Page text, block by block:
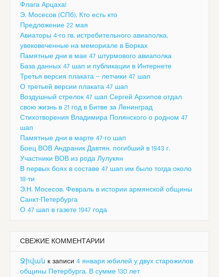
Флага Арцаха!
Э. Мосесов (СПб). Кто есть кто
Предложение 22 мая
Авиаторы 4-го гв. истребительного авиаполка,
увековеченные на мемориале в Борках
Памятные дни в мае 47 штурмового авиаполка
База данных 47 шап и публикации в Интернете
Третья версия плаката — летчики 47 шап
О третьей версии плаката 47 шап
Воздушный стрелок 47 шап Сергей Архипов отдал
свою жизнь в 21 год в Битве за Ленинград
Стихотворения Владимира Полянского о родном 47
шап
Памятные дни в марте 47-го шап
Боец ВОВ Андраник Давтян, погибший в 1943 г.
Участники ВОВ из рода Лулукян
В первых боях в составе 47 шап им было тогда около
18-ти
Э.Н. Мосесов. Февраль в истории армянской общины
Санкт-Петербурга
О 47 шап в газете 1947 года
СВЕЖИЕ КОММЕНТАРИИ
Ջիվան к записи 4 января юбилей у двух старожилов
общины Петербурга. В сумме 130 лет